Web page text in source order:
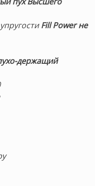
Fill Power не
держащий